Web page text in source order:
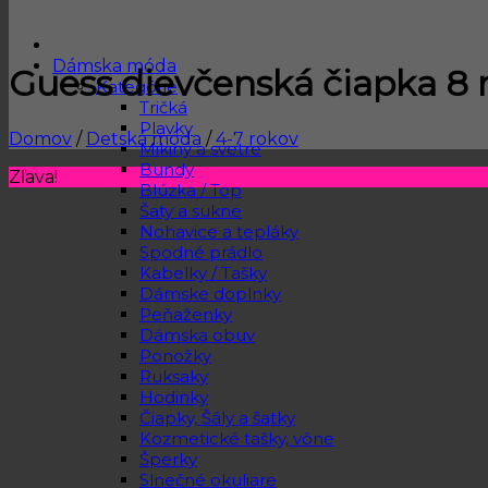
Dámska móda
Kategórie
Tričká
Plavky
Mikiny a svetre
Bundy
Blúzka / Top
Šaty a sukne
Nohavice a tepláky
Spodné prádlo
Kabelky / Tašky
Dámske doplnky
Peňaženky
Dámska obuv
Ponožky
Ruksaky
Hodinky
Čiapky, Šály a šatky
Kozmetické tašky, vône
Šperky
Slnečné okuliare
Guess dievčenská čiapka 8
Domov / Detská móda / 4-7 rokov
Zľava!